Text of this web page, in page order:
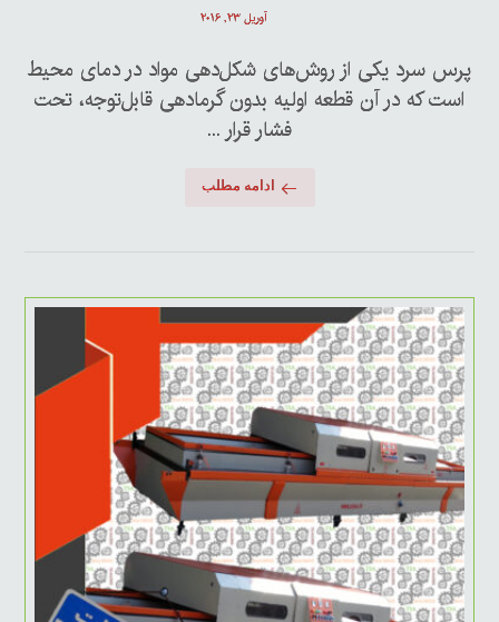
آوریل ۲۳, ۲۰۱۶
پرس سرد یکی از روش‌های شکل‌دهی مواد در دمای محیط
است که در آن قطعه اولیه بدون گرمادهی قابل‌توجه، تحت
فشار قرار ...
ادامه مطلب